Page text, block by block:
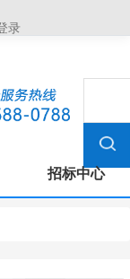
录
招标中心